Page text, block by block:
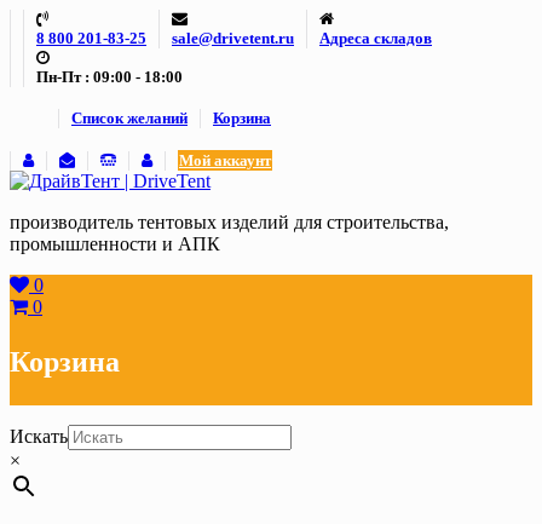
Skip
content
8 800 201-83-25 sale@drivetent.ru Адреса складов
Пн-Пт : 09:00 - 18:00
Список желаний Корзина
Мой аккаунт
производитель тентовых изделий для строительства,
промышленности и АПК
0
0
Корзина
Искать
×